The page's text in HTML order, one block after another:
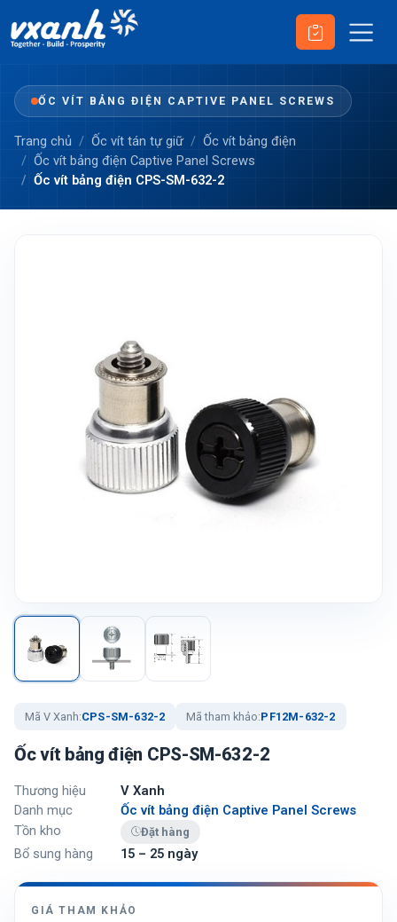
ỐC VÍT BẢNG ĐIỆN CAPTIVE PANEL SCREWS
Trang chủ Ốc vít tán tự giữ
Ốc vít bảng điện
Ốc vít bảng điện Captive Panel Screws
Ốc vít bảng điện CPS-SM-632-2
Mã V Xanh:CPS-SM-632-2 Mã tham khảo:PF12M-632-2
Ốc vít bảng điện CPS-SM-632-2
Thương hiệu
V Xanh
Danh mục
Ốc vít bảng điện Captive Panel Screws
Tồn kho
Đặt hàng
Bổ sung hàng 15 – 25 ngày
GIÁ THAM KHẢO